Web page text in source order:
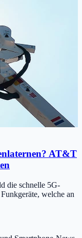
AT&T
die schnelle 5G-
welche an